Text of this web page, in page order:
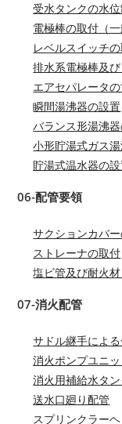
受水タンクの水
電極棒の取付（
レベルスイッチ
排水系電極棒及
エアセパレータ
瞬間湯沸器の設置
バランス形湯沸
小形貯湯式ガス
貯湯式温水器の
06-配管要領
サクションカバ
ストレーナの取付
塩ビ管及び耐火
07-消火配管
サドル継手によ
消火ポンプユニ
消火用補給水タ
送水口廻り配管
スプリンクラー